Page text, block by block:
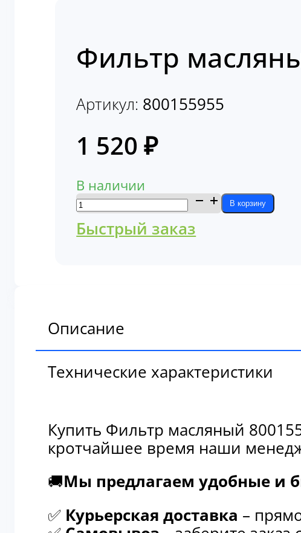
Фильтр
Артикул: 800155955
1 520₽
В наличии
Количество
товара
Фильтр
В корзину
Быстрый заказ
Описание
Технические характеристики
Купить Фильтр масляный
кротчайшее время наши
🚚Мы предлагаем удобные и
✅ Курьерская доставка –